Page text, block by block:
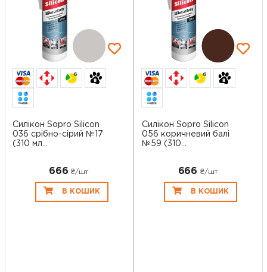
6
Силікон Sopro Silicon
036 срібно-сірий №17
(310 мл...
666 ₴/шт
В КОШИК
6
Силікон Sopro Silicon
056 коричневий балі
№59 (310...
666 ₴/шт
В КОШИК